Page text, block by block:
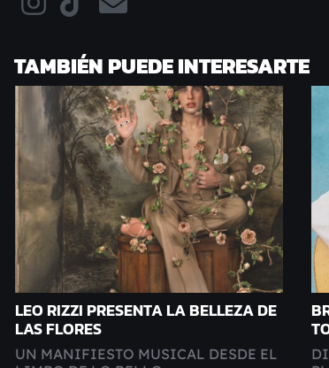
TAMBIÉN PUEDE INTERESARTE
LEO RIZZI PRESENTA LA BELLEZA DE
LAS FLORES
UN MANIFIESTO MUSICAL DESDE EL